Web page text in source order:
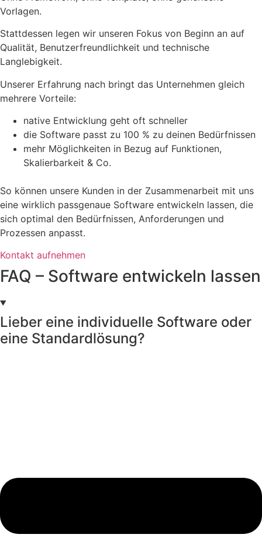
Vorlagen.
Stattdessen legen wir unseren Fokus von Beginn an auf
Qualität, Benutzerfreundlichkeit und technische
Langlebigkeit.
Unserer Erfahrung nach bringt das Unternehmen gleich
mehrere Vorteile:
native Entwicklung geht oft schneller
die Software passt zu 100 % zu deinen Bedürfnissen
mehr Möglichkeiten in Bezug auf Funktionen,
Skalierbarkeit & Co.
So können unsere Kunden in der Zusammenarbeit mit uns
eine wirklich passgenaue Software entwickeln lassen, die
sich optimal den Bedürfnissen, Anforderungen und
Prozessen anpasst.
Kontakt aufnehmen
FAQ – Software entwickeln lassen
Lieber eine individuelle Software oder
eine Standardlösung?